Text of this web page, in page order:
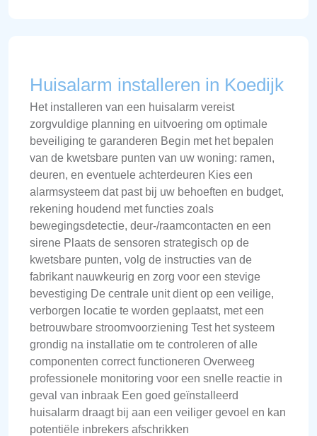
Huisalarm installeren in Koedijk
Het installeren van een huisalarm vereist
zorgvuldige planning en uitvoering om optimale
beveiliging te garanderen Begin met het bepalen
van de kwetsbare punten van uw woning: ramen,
deuren, en eventuele achterdeuren Kies een
alarmsysteem dat past bij uw behoeften en budget,
rekening houdend met functies zoals
bewegingsdetectie, deur-/raamcontacten en een
sirene Plaats de sensoren strategisch op de
kwetsbare punten, volg de instructies van de
fabrikant nauwkeurig en zorg voor een stevige
bevestiging De centrale unit dient op een veilige,
verborgen locatie te worden geplaatst, met een
betrouwbare stroomvoorziening Test het systeem
grondig na installatie om te controleren of alle
componenten correct functioneren Overweeg
professionele monitoring voor een snelle reactie in
geval van inbraak Een goed geïnstalleerd
huisalarm draagt bij aan een veiliger gevoel en kan
potentiële inbrekers afschrikken